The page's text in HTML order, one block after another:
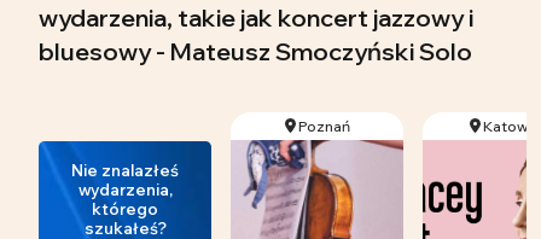
wydarzenia, takie jak koncert jazzowy i
bluesowy - Mateusz Smoczyński Solo
Nie znalazłeś
wydarzenia,
którego
szukałeś?
Poznań